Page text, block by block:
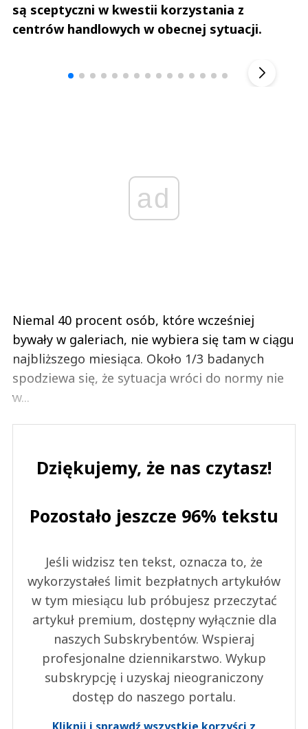
są sceptyczni w kwestii korzystania z
centrów handlowych w obecnej sytuacji.
ad
Niemal 40 procent osób, które wcześniej
bywały w galeriach, nie wybiera się tam w ciągu
najbliższego miesiąca. Około 1/3 badanych
spodziewa się, że sytuacja wróci do normy nie
w...
Dziękujemy, że nas czytasz!
Pozostało jeszcze 96% tekstu
Jeśli widzisz ten tekst, oznacza to, że
wykorzystałeś limit bezpłatnych artykułów
w tym miesiącu lub próbujesz przeczytać
artykuł premium, dostępny wyłącznie dla
naszych Subskrybentów. Wspieraj
profesjonalne dziennikarstwo. Wykup
subskrypcję i uzyskaj nieograniczony
dostęp do naszego portalu.